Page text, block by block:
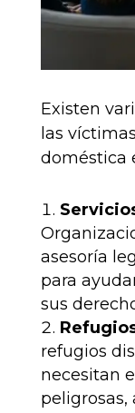
Existen
las
doméstica
asesoría
para
sus
refugios
necesitan
peligrosas,